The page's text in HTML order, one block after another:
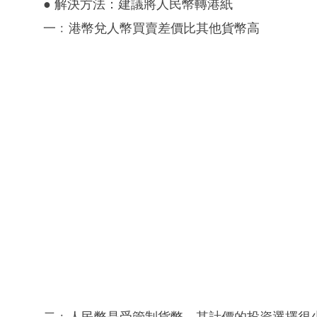
● 解決方法：建議將人民幣轉港紙
一﹕港幣兌人幣買賣差價比其他貨幣高